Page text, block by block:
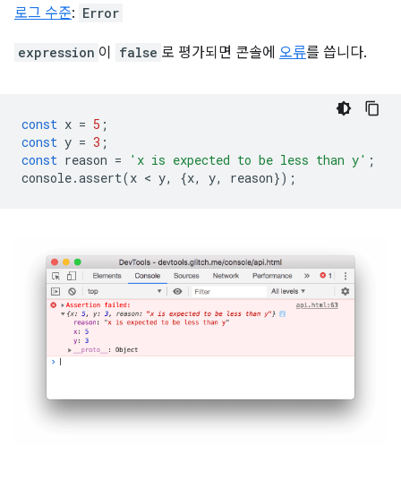
로그 수준: Error
expression 이 false 로 평가되면 콘솔에 오류를 씁니다.
const x = 5 ;
const y = 3 ;
const reason = 'x is expected to be less than y' ;
console.assert(x < y, {x, y, reason});